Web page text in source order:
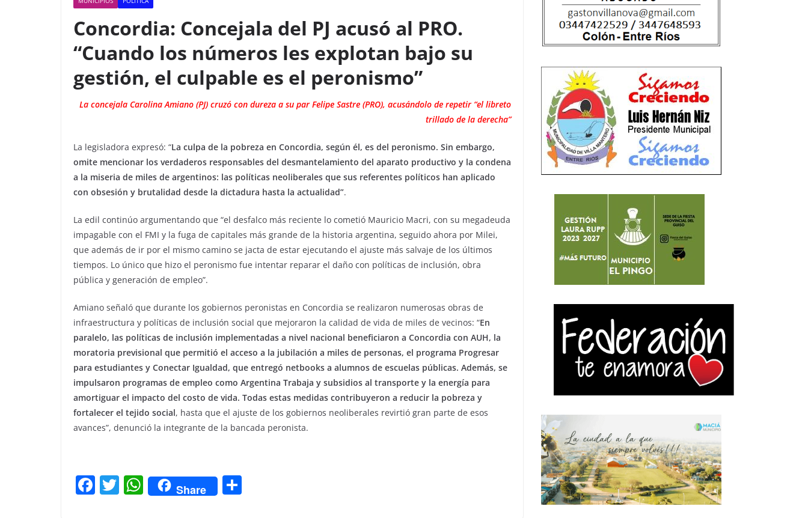
Concordia: Concejala del PJ acusó al PRO.
“Cuando los números les explotan bajo su
gestión, el culpable es el peronismo”
La concejala Carolina Amiano (PJ) cruzó con dureza a su par Felipe Sastre (PRO), acusándolo de repetir “el libreto
trillado de la derecha”
La legisladora expresó: “La culpa de la pobreza en Concordia, según él, es del peronismo. Sin embargo,
omite mencionar los verdaderos responsables del desmantelamiento del aparato productivo y la condena
a la miseria de miles de argentinos: las políticas neoliberales que sus referentes políticos han aplicado
con obsesión y brutalidad desde la dictadura hasta la actualidad”.
La edil continúo argumentando que “el desfalco más reciente lo cometió Mauricio Macri, con su megadeuda
impagable con el FMI y la fuga de capitales más grande de la historia argentina, seguido ahora por Milei,
que además de ir por el mismo camino se jacta de estar ejecutando el ajuste más salvaje de los últimos
tiempos. Lo único que hizo el peronismo fue intentar reparar el daño con políticas de inclusión, obra
pública y generación de empleo”.
Amiano señaló que durante los gobiernos peronistas en Concordia se realizaron numerosas obras de
infraestructura y políticas de inclusión social que mejoraron la calidad de vida de miles de vecinos: “En
paralelo, las políticas de inclusión implementadas a nivel nacional beneficiaron a Concordia con AUH, la
moratoria previsional que permitió el acceso a la jubilación a miles de personas, el programa Progresar
para estudiantes y Conectar Igualdad, que entregó netbooks a alumnos de escuelas públicas. Además, se
impulsaron programas de empleo como Argentina Trabaja y subsidios al transporte y la energía para
amortiguar el impacto del costo de vida. Todas estas medidas contribuyeron a reducir la pobreza y
fortalecer el tejido social, hasta que el ajuste de los gobiernos neoliberales revirtió gran parte de esos
avances”, denunció la integrante de la bancada peronista.
F T W
h
Share